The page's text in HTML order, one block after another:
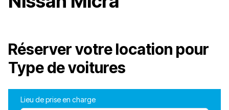
Réserver votre location pour
Type de voitures
Lieu de prise en charge